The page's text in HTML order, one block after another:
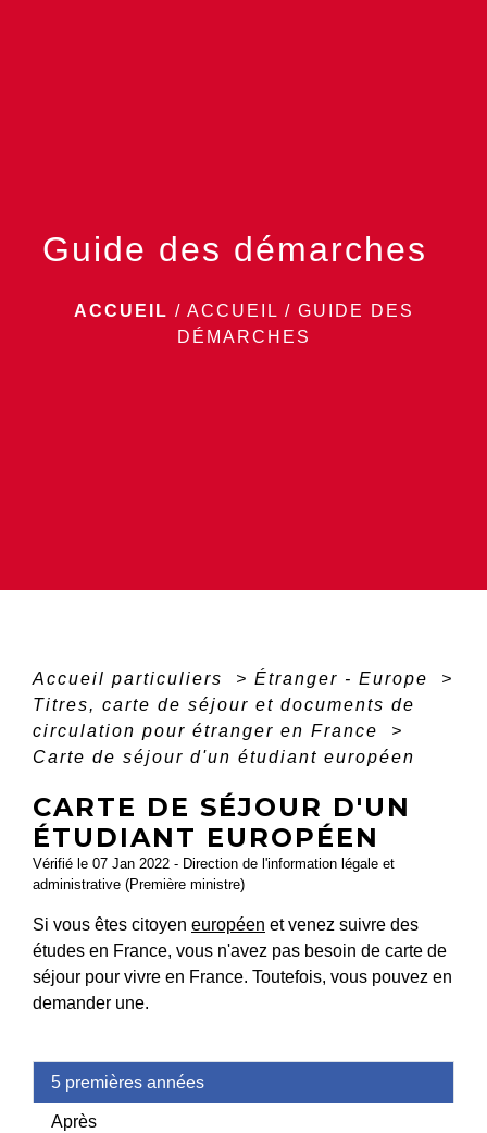
Guide des démarches
ACCUEIL / ACCUEIL / GUIDE DES
DÉMARCHES
Accueil particuliers > Étranger - Europe
>
Titres, carte de séjour et documents de
circulation pour étranger en France
>
Carte de séjour d'un étudiant européen
CARTE DE SÉJOUR D'UN
ÉTUDIANT EUROPÉEN
Vérifié le 07 Jan 2022 - Direction de l'information légale et
administrative (Première ministre)
Si vous êtes citoyen européen et venez suivre des
études en France, vous n'avez pas besoin de carte de
séjour pour vivre en France. Toutefois, vous pouvez en
demander une.
5 premières années
Après